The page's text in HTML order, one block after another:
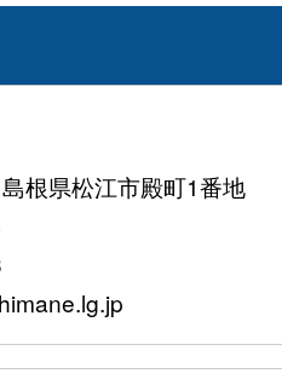
県松江市殿町1番地